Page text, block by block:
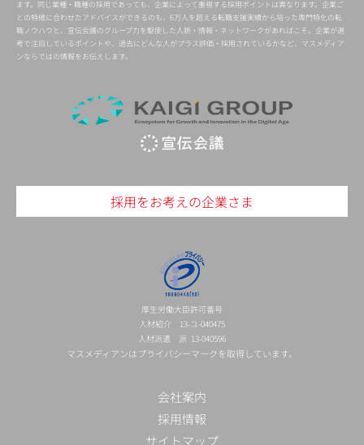
ます。同じ業種・職種の採用であっても、企業によって重視する採用ポイントは異なります。企業ご
との特徴に合わせたアドバイスができるのも、6万人を超える転職支援実績から培った専門特化の転
職ノウハウと、宣伝会議のグループ力を駆使した人脈・情報・ネットワークがあればこそ。企業が選
考で注目しているポイントや、過去にどんな人がプラス評価・採用されているかなど、マスメディア
ンならではの情報をお伝えします。
採用をお考えの企業さま
厚生労働大臣許可番号
人材紹介 13-ユ-040475
人材派遣 派 13-040596
マスメディアンはプライバシーマークを取得しています。
会社案内
採用情報
サイトマップ